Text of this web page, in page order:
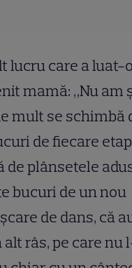
lucru care a luat-
mamă: „Nu am
mult se schimbă
de fiecare
de plânsetele
bucuri de un nou
de dans, că
râs, pe care nu